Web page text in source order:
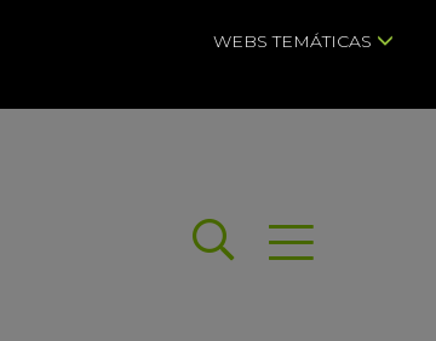
WEBS TEMÁTICAS
BuscarAbrir menú